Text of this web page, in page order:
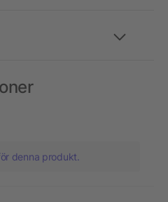
denna produkt.